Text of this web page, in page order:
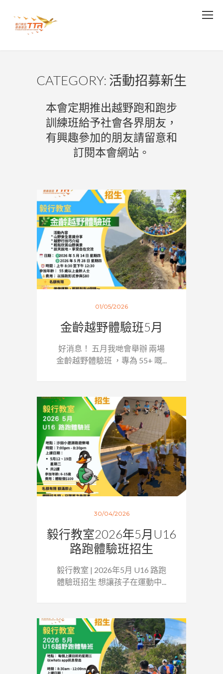
CATEGORY: 活動招募新生
本會定期推出越野跑和跑步
訓練班給予社會各界朋友，
有興趣參加的朋友請留意和
訂閱本會網站。
01/05/2026
金齡越野體驗班5月
好消息！ 五月我哋會舉辦 兩場
金齡越野體驗班 ，專為 55+ 嘅...
30/04/2026
毅行教室2026年5月U16
路跑體驗班招生
毅行教室 | 2026年5月 U16 路跑
體驗班招生 想讓孩子在運動中...